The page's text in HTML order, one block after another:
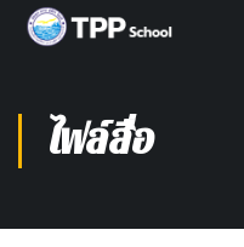
ไฟล์สื่อ